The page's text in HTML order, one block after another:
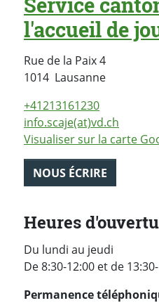
l'accueil de
Rue de la Paix 4
1014 LausanneSuisse
+41213161230
info.scaje(at)vd.ch
Visualiser sur la carte
NOUS ÉCRIRE
Heures
Du lundi au jeudi
De 8:30-12:00 et de
Permanence